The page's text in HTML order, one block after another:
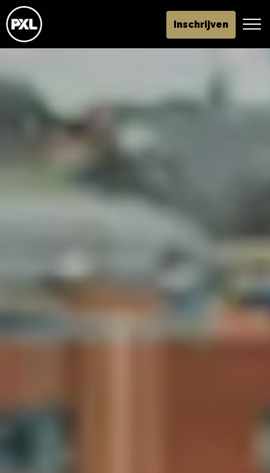
Inschrijven